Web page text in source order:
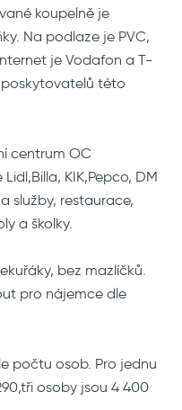
koupelně je
Na podlaze je PVC,
je Vodafon a T-
této
centrum OC
KIK,Pepco, DM
služby, restaurace,
a školky.
bez mazlíčků.
pro nájemce dle
počtu osob. Pro jednu
osoby jsou 4 400